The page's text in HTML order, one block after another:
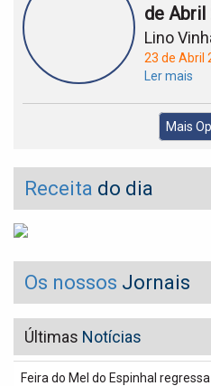
de Abril
Lino
23 de Abril
Ler mais
Mais
Receita do dia
Os nossos Jornais
Últimas Notícias
Feira do Mel do Espinhal